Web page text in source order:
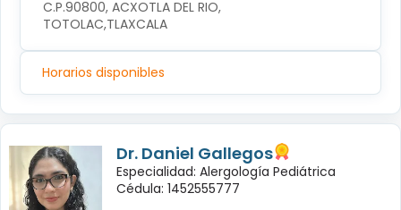
C.P.90800, ACXOTLA DEL RIO,
TOTOLAC,TLAXCALA
Horarios disponibles
Dr. Daniel Gallegos
Especialidad: Alergología Pediátrica
Cédula: 1452555777